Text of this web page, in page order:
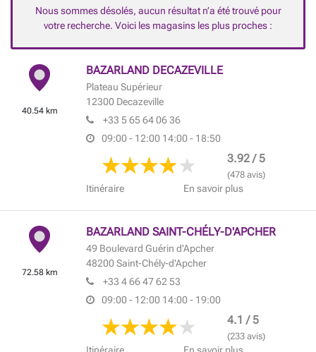
Nous sommes désolés, aucun résultat n’a été trouvé pour
votre recherche. Voici les magasins les plus proches :
40.54 km
BAZARLAND DECAZEVILLE
Plateau Supérieur
12300 Decazeville
+33 5 65 64 06 36
09:00 - 12:00 14:00 - 18:50
3.92 / 5
(478 avis)
En savoir plus
Itinéraire
72.58 km
BAZARLAND SAINT-CHÉLY-D'APCHER
49 Boulevard Guérin d'Apcher
48200 Saint-Chély-d'Apcher
+33 4 66 47 62 53
09:00 - 12:00 14:00 - 19:00
4.1 / 5
(233 avis)